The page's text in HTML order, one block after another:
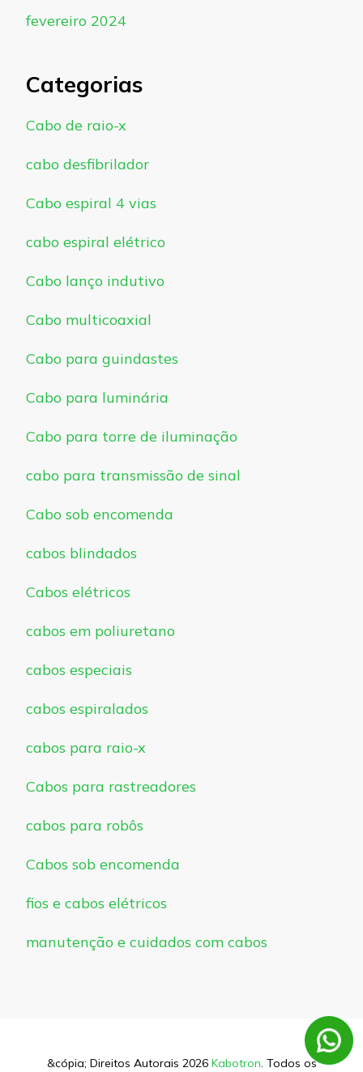
fevereiro 2024
Categorias
Cabo de raio-x
cabo desfibrilador
Cabo espiral 4 vias
cabo espiral elétrico
Cabo lanço indutivo
Cabo multicoaxial
Cabo para guindastes
Cabo para luminária
Cabo para torre de iluminação
cabo para transmissão de sinal
Cabo sob encomenda
cabos blindados
Cabos elétricos
cabos em poliuretano
cabos especiais
cabos espiralados
cabos para raio-x
Cabos para rastreadores
cabos para robôs
Cabos sob encomenda
fios e cabos elétricos
manutenção e cuidados com cabos
&cópia; Direitos Autorais 2026 Kabotron. Todos os